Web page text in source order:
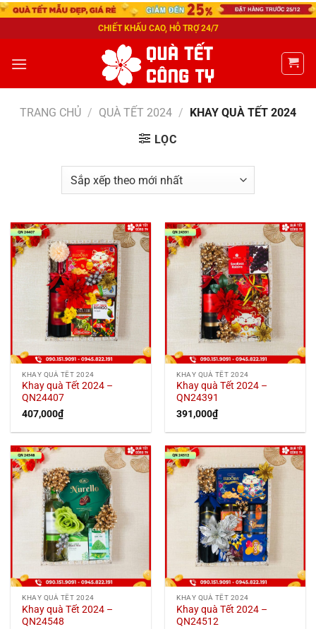
CHIẾT KHẤU CAO, HỖ TRỢ 24/7
TRANG CHỦ / QUÀ TẾT 2024 / KHAY QUÀ TẾT 2024
LỌC
KHAY QUÀ TẾT 2024
Khay quà Tết 2024 –
QN24407
407,000₫
KHAY QUÀ TẾT 2024
Khay quà Tết 2024 –
QN24391
391,000₫
KHAY QUÀ TẾT 2024
Khay quà Tết 2024 –
QN24548
KHAY QUÀ TẾT 2024
Khay quà Tết 2024 –
QN24512